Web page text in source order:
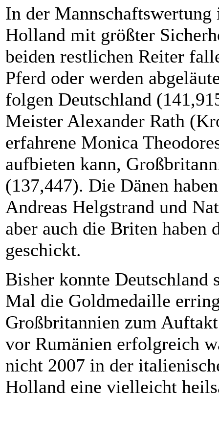
In der
Holland mit größter
beiden restlichen Reiter
Pferd oder werden
folgen Deutschland
Meister Alexander Rath
erfahrene Monica
aufbieten kann,
(137,447). Die Dänen
Andreas Helgstrand und
aber auch die Briten haben
geschickt.
Bisher konnte Deutschland
Mal die Goldmedaille
Großbritannien zum
vor Rumänien erfolgreich
nicht 2007 in der
Holland eine vielleicht